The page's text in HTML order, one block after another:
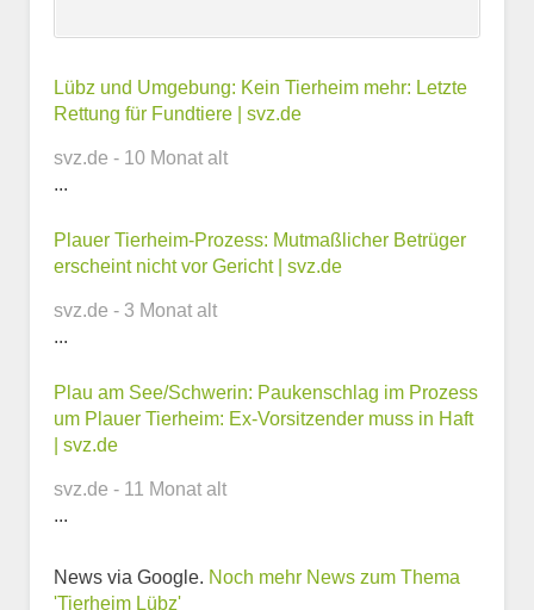
Kontaktmöglichkeiten
E-Mail-Adresse
Telefonnummer
zum Tierheim
Lübz und Umgebung: Kein Tierheim mehr: Letzte
Rettung für Fundtiere | svz.de
svz.de - 10 Monat alt
...
Plauer Tierheim-Prozess: Mutmaßlicher Betrüger
erscheint nicht vor Gericht | svz.de
svz.de - 3 Monat alt
...
Plau am See/Schwerin: Paukenschlag im Prozess
um Plauer Tierheim: Ex-Vorsitzender muss in Haft
| svz.de
svz.de - 11 Monat alt
...
News via Google. Noch mehr News zum Thema
'Tierheim Lübz'